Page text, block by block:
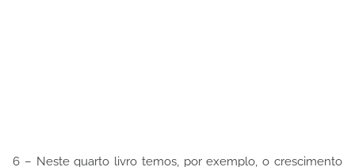
6 – Neste quarto livro temos, por exemplo, o crescimento